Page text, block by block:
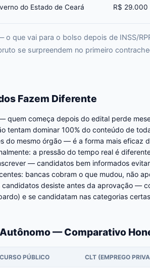
do Estado de Ceará R$ 29.000
que vai para o bolso depois de INSS/
se surpreendem no primeiro
Fazem Diferente
quem começa depois do edital perde
tentam dominar 100% do conteúdo de
do mesmo órgão — é a forma mais eficaz
a pressão do tempo real é
— candidatos bem informados
bancas cobram o que mudou, não
candidatos desiste antes da aprovação —
e se candidatam nas categorias
Autônomo — Comparativo
PÚBLICO CLT (EMPREGO